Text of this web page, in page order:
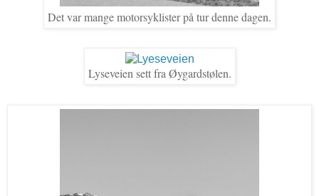
Det var mange motorsyklister på tur denne dagen.
Lyseveien sett fra Øygardstølen.